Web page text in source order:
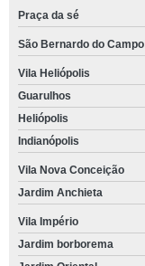
Praça da sé
São Bernardo do Campo
Vila Heliópolis
Guarulhos
Heliópolis
Indianópolis
Vila Nova Conceição
Jardim Anchieta
Vila Império
Jardim borborema